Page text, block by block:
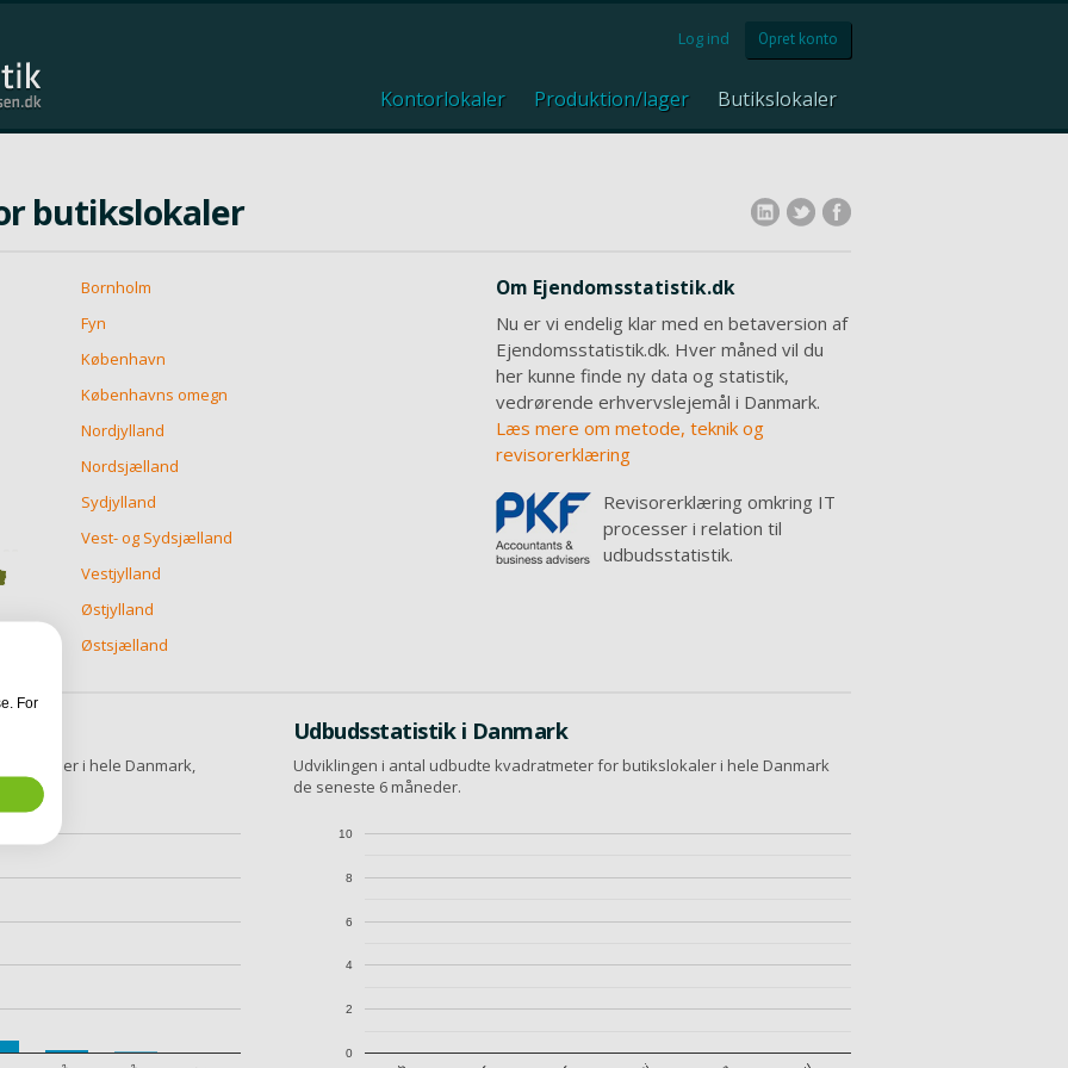
Log ind Opret konto
Kontorlokaler Produktion/lager Butikslokaler
butikslokaler
Bornholm
Fyn
København
Københavns omegn
Nordjylland
Nordsjælland
Sydjylland
Vest- og Sydsjælland
Vestjylland
Østjylland
Østsjælland
Om Ejendomsstatistik.dk
Nu er vi endelig klar med en betaversion af
Ejendomsstatistik.dk. Hver måned vil du
her kunne finde ny data og statistik,
vedrørende erhvervslejemål i Danmark.
Læs mere om metode, teknik og
revisorerklæring
Revisorerklæring omkring IT
processer i relation til
udbudsstatistik.
i hele Danmark,
Udbudsstatistik i Danmark
Udviklingen i antal udbudte kvadratmeter for butikslokaler i hele Danmark
de seneste 6 måneder.
0
2
4
6
8
10
For